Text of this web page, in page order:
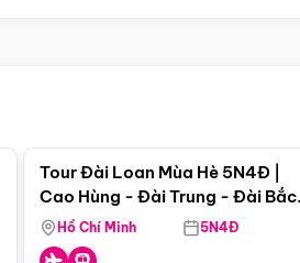
Tour Đài Loan Mùa Hè 5N4Đ |
Cao Hùng - Đài Trung - Đài Bắc
(Bay Vj)
Hồ Chí Minh 5N4Đ